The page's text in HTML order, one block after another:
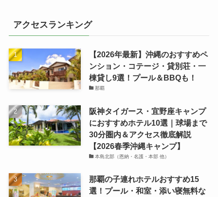
アクセスランキング
【2026年最新】沖縄のおすすめペ
ンション・コテージ・貸別荘・一
棟貸し9選！プール＆BBQも！
那覇
阪神タイガース・宜野座キャンプ
におすすめホテル10選｜球場まで
30分圏内＆アクセス徹底解説
【2026春季沖縄キャンプ】
本島北部（恩納・名護・本部 他）
那覇の子連れホテルおすすめ15
選！プール・和室・添い寝無料な